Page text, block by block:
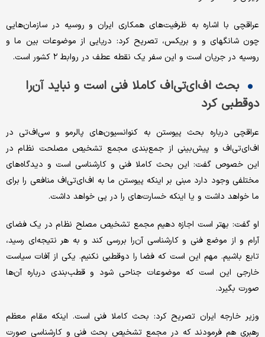
عراقچی با اشاره به ظرفیت‌های همکاری ایران و روسیه در سازمان‌هایی
چون شانگهای و و بریکس، تصریح کرد: دریایی از موضوعات بین ما و
روسیه در جریان است و این سفر یک نقطه عطف در روابط ۲ کشور است.
بحث اف‌ای‌تی‌اف کاملا فنی است و نباید آن‌را
دوقطبی کرد
عراقچی درباره بحث پیوستن به کنوانسیون‌های پالرمو و سی‌اف‌تی در
اف‌ای‌تی‌اف و پیش‌بینی از جمع‌بندی مجمع تشخیص مصلحت نظام در
این خصوص گفت: این بحث کاملا فنی و کارشناسی است و دیدگاه‌های
مختلفی وجود دارد مبنی بر اینکه پیوستن ما به اف‌ای‌تی‌اف منافعی را برای
ما خواهد داشت و یا اینکه خسارت‌های را در پی خواهد داشت.
او گفت: بهتر است اجازه دهیم مجمع تشخیص مصلح نظام در یک فضای
آرام و از موضع فنی و کارشناسی آن‌را بررسی کند و به هر نتیجه‌ای رسید،
تابع باشیم. مهم این است که فضا را دوقطبی نکنیم. یکی از آفات سیاست
خارجی این است که موضوعات جناحی شود و قطب‌بندی درباره آن‌ها
صورت بگیرد.
وزیر خارجه ایران تصریح کرد: بحث کاملا فنی است. اینکه مقام معظم
رهبری هم فرمودند که در مجمع تشخیص بحث فنی و کارشناسی صورت